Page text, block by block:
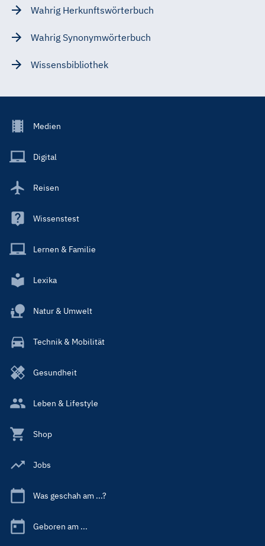
Wahrig Herkunftswörterbuch
Wahrig Synonymwörterbuch
Wissensbibliothek
Footer
Main
Medien
Digital
Reisen
Wissenstest
Lernen & Familie
Lexika
Natur & Umwelt
Technik & Mobilität
Gesundheit
Leben & Lifestyle
Shop
Jobs
Was geschah am ...?
Geboren am ...